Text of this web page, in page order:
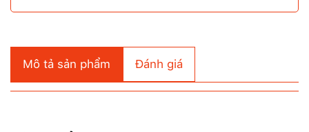
Mô tả sản phẩm Đánh giá